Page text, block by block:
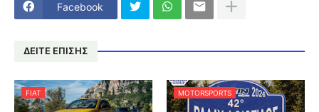
Facebook
ΔΕΙΤΕ ΕΠΙΣΗΣ
FIAT MOTORSPORTS